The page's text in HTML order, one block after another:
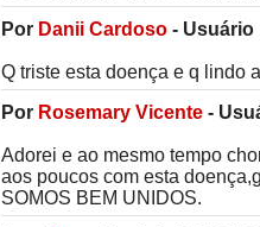
Por Danii Cardoso - Usuário
Q triste esta doença e q lindo
Por Rosemary Vicente -
Adorei e ao mesmo tempo
aos poucos com esta
SOMOS BEM UNIDOS.